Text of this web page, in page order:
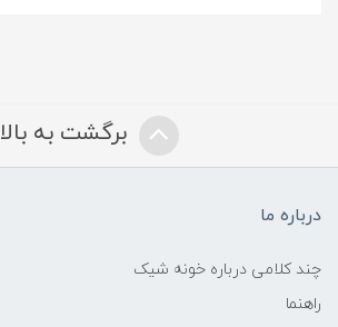
برگشت به بالا
درباره ما
چند کلامی درباره خونه شیک
راهنما